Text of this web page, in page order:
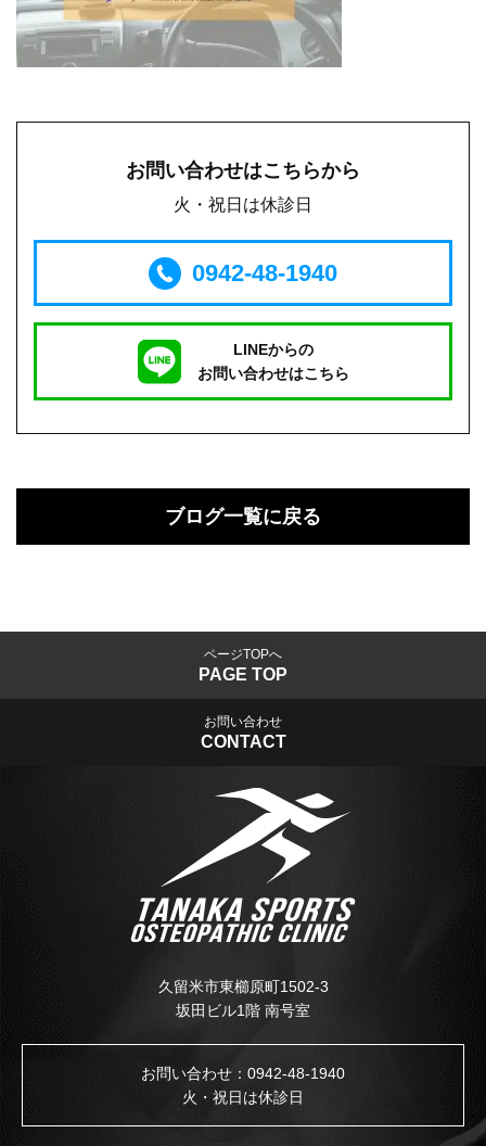
お問い合わせはこちらから
火・祝日は休診日
0942-48-1940
LINEからの
お問い合わせはこちら
ブログ一覧に戻る
ページTOPへ
PAGE TOP
お問い合わせ
CONTACT
久留米市東櫛原町1502-3
坂田ビル1階 南号室
お問い合わせ： 0942-48-1940
火・祝日は休診日